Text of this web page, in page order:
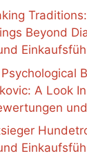
Beyond
A Look